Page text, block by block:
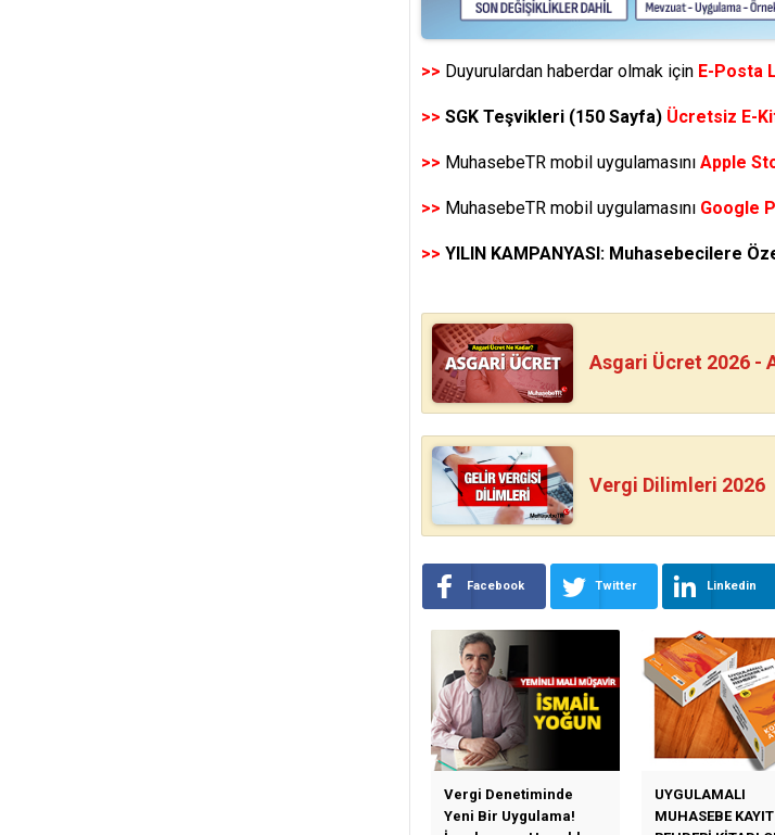
>> Duyurulardan haberdar olmak için E-Posta
>> SGK Teşvikleri (150 Sayfa) Ücretsiz E-
>> MuhasebeTR mobil uygulamasını Apple
>> MuhasebeTR mobil uygulamasını Google
>> YILIN KAMPANYASI: Muhasebecilere
Asgari Ücret 2026 -
Vergi Dilimleri 2026
Facebook Twitter Linkedin
Vergi Denetiminde
Yeni Bir Uygulama!
UYGULAMALI
MUHASEBE KAYIT